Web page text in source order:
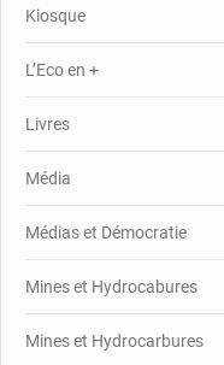
Kiosque
L’Eco en +
Livres
Média
Médias et Démocratie
Mines et Hydrocabures
Mines et Hydrocarbures